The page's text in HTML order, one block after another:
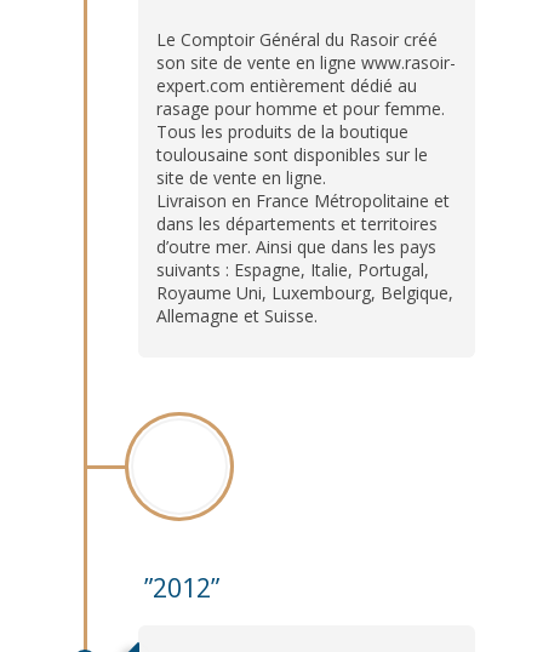
Le Comptoir Général du Rasoir créé
son site de vente en ligne www.rasoir-
expert.com entièrement dédié au
rasage pour homme et pour femme.
Tous les produits de la boutique
toulousaine sont disponibles sur le
site de vente en ligne.
Livraison en France Métropolitaine et
dans les départements et territoires
d’outre mer. Ainsi que dans les pays
suivants : Espagne, Italie, Portugal,
Royaume Uni, Luxembourg, Belgique,
Allemagne et Suisse.
”2012”